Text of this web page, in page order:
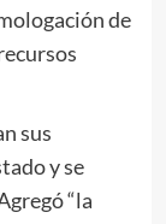
de
sus
y se
“la